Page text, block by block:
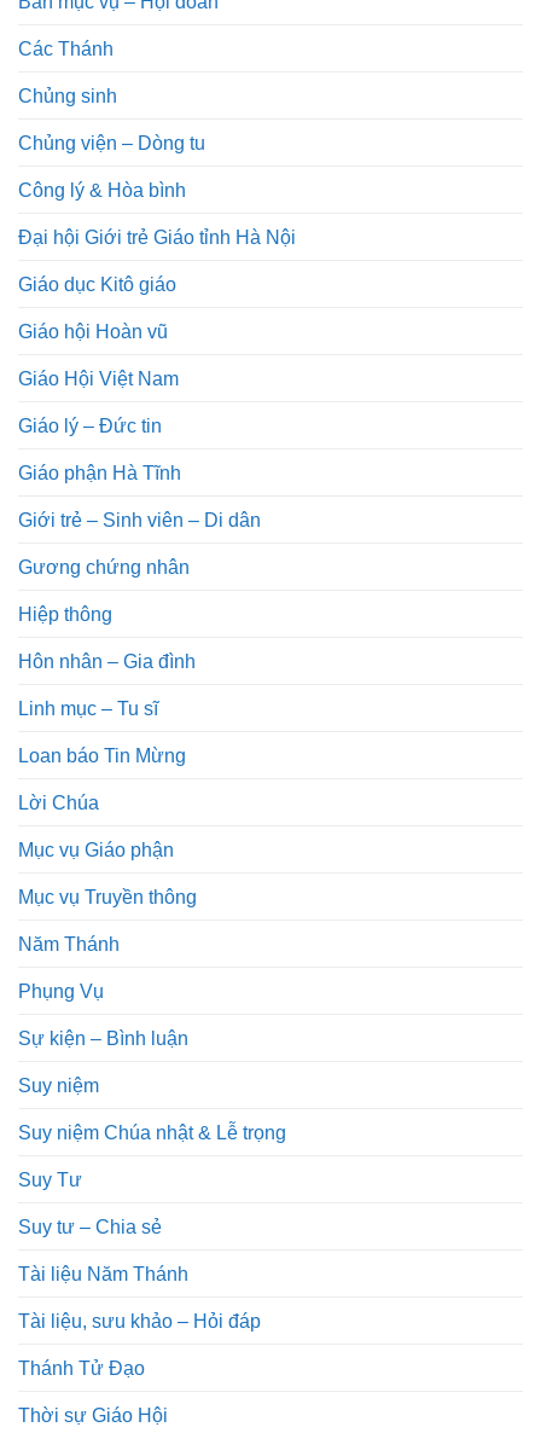
Các Thánh
Chủng sinh
Chủng viện – Dòng tu
Công lý & Hòa bình
Đại hội Giới trẻ Giáo tỉnh Hà Nội
Giáo dục Kitô giáo
Giáo hội Hoàn vũ
Giáo Hội Việt Nam
Giáo lý – Đức tin
Giáo phận Hà Tĩnh
Giới trẻ – Sinh viên – Di dân
Gương chứng nhân
Hiệp thông
Hôn nhân – Gia đình
Linh mục – Tu sĩ
Loan báo Tin Mừng
Lời Chúa
Mục vụ Giáo phận
Mục vụ Truyền thông
Năm Thánh
Phụng Vụ
Sự kiện – Bình luận
Suy niệm
Suy niệm Chúa nhật & Lễ trọng
Suy Tư
Suy tư – Chia sẻ
Tài liệu Năm Thánh
Tài liệu, sưu khảo – Hỏi đáp
Thánh Tử Đạo
Thời sự Giáo Hội